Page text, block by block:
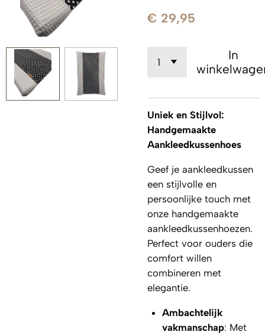
€ 29,95
In
Uniek en Stijlvol:
Handgemaakte
Aankleedkussenhoes
Geef je aankleedkussen
een stijlvolle en
persoonlijke touch met
onze handgemaakte
aankleedkussenhoezen.
Perfect voor ouders die
comfort willen
combineren met
elegantie.
Ambachtelijk
vakmanschap: Met